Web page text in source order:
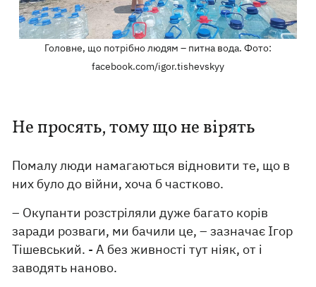
Головне, що потрібно людям – питна вода. Фото:
facebook.com/igor.tishevskyy
Не просять, тому що не вірять
Помалу люди намагаються відновити те, що в
них було до війни, хоча б частково.
– Окупанти розстріляли дуже багато корів
заради розваги, ми бачили це, – зазначає Ігор
Тішевський. - А без живності тут ніяк, от і
заводять наново.